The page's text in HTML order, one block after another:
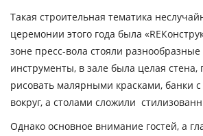
Такая строительная тематика
церемонии этого года была
зоне пресс-вола стояли
инструменты, в зале была целая
рисовать малярными красками, банки с
вокруг, а столами сложили
Однако основное внимание гостей, а